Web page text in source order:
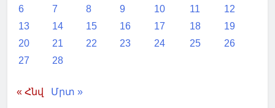
6
7 8 9 10 11
12
13
14 15 16 17 18
19
20
21 22 23 24 25
26
27
28
« Հնվ Մրտ »